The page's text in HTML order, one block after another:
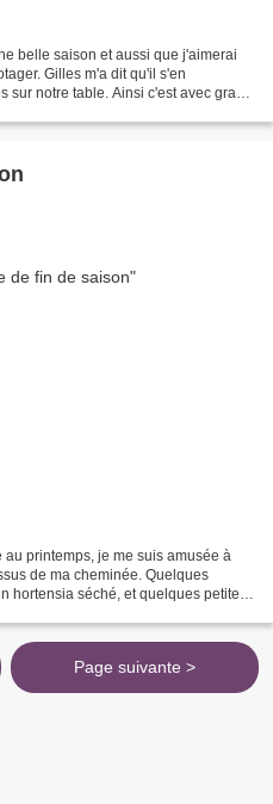
belle saison et aussi que j'aimerai
Gilles m'a dit qu'il s'en
notre table. Ainsi c'est avec grand
printemps, je me suis amusée à
de ma cheminée. Quelques
hortensia séché, et quelques petites
Page suivante >